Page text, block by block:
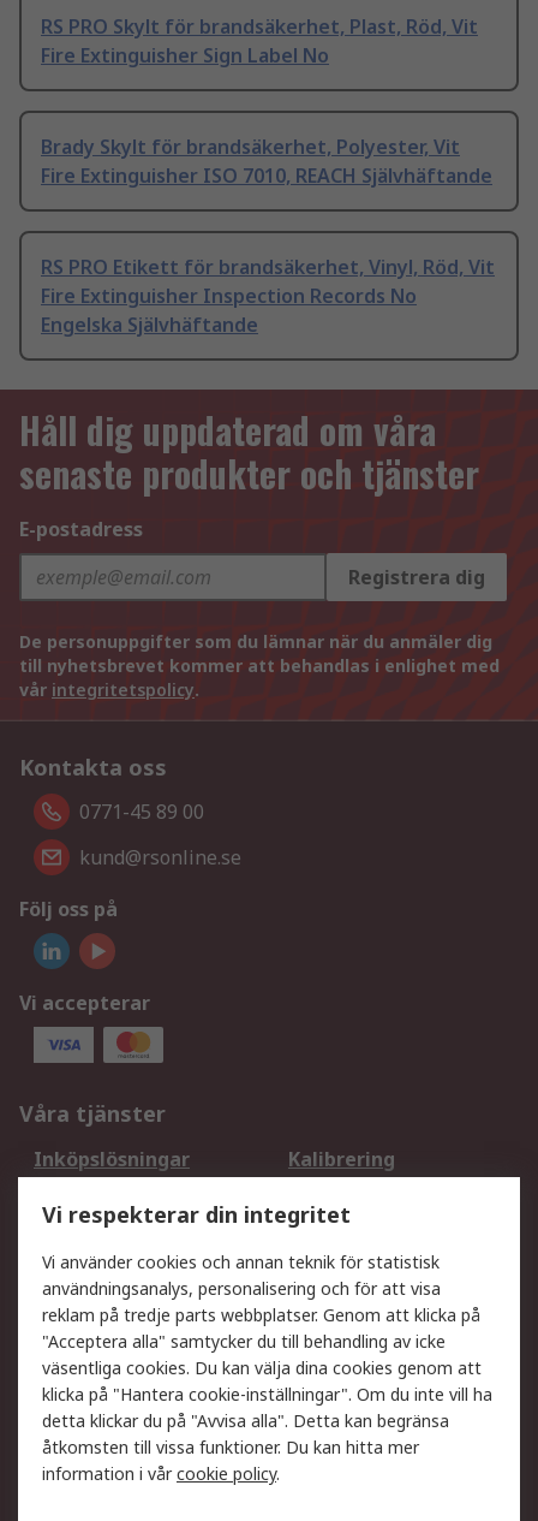
RS PRO Skylt för brandsäkerhet, Plast, Röd, Vit
Fire Extinguisher Sign Label No
Brady Skylt för brandsäkerhet, Polyester, Vit
Fire Extinguisher ISO 7010, REACH Självhäftande
RS PRO Etikett för brandsäkerhet, Vinyl, Röd, Vit
Fire Extinguisher Inspection Records No
Engelska Självhäftande
Håll dig uppdaterad om våra
senaste produkter och tjänster
E-postadress
Registrera dig
De personuppgifter som du lämnar när du anmäler dig
till nyhetsbrevet kommer att behandlas i enlighet med
vår integritetspolicy.
Kontakta oss
0771-45 89 00
kund@rsonline.se
Följ oss på
Vi accepterar
Våra tjänster
Inköpslösningar
Kalibrering
DesignSpark
Teknisk Support
Ditt lokala säljteam
Exportlösningar
Support
Få hjälp
Retur av varor
Leverans
Spåra din order
Begär en fakturakopi
Fördelar med RS-konto
Betalningsalternativ
Vi respekterar din integritet
Vi använder cookies och annan teknik för statistisk
användningsanalys, personalisering och för att visa
reklam på tredje parts webbplatser. Genom att klicka på
"Acceptera alla" samtycker du till behandling av icke
väsentliga cookies. Du kan välja dina cookies genom att
klicka på "Hantera cookie-inställningar". Om du inte vill ha
detta klickar du på "Avvisa alla". Detta kan begränsa
åtkomsten till vissa funktioner. Du kan hitta mer
information i vårcookie policy.